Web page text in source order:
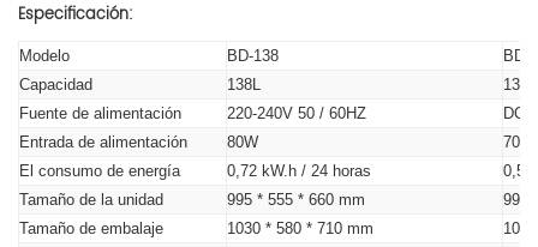
Especificación:
Modelo BD-138
BD-
Capacidad
138L
138L
Fuente de alimentación
220-240V 50 / 60HZ
Entrada de alimentación
80W
70W
El consumo de energía
0,72 kW.h / 24 horas
0,57
Tamaño de la unidad
995 * 555 * 660 mm
995
Tamaño de embalaje
1030 * 580 * 710 mm